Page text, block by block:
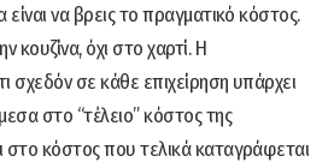
είναι να βρεις το πραγματικό κόστος.
κουζίνα, όχι στο χαρτί. Η
σχεδόν σε κάθε επιχείρηση υπάρχει
στο “τέλειο” κόστος της
στο κόστος που τελικά καταγράφεται